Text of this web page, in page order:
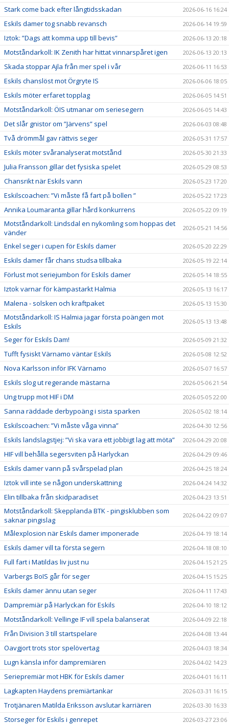
Stark come back efter långtidsskadan 2026-06-16 16:24
Eskils damer tog snabb revansch 2026-06-14 19:59
Iztok: ”Dags att komma upp till bevis” 2026-06-13 20:18
Motståndarkoll: IK Zenith har hittat vinnarspåret igen 2026-06-13 20:13
Skada stoppar Ajla från mer spel i vår 2026-06-11 16:53
Eskils chanslöst mot Örgryte IS 2026-06-06 18:05
Eskils möter erfaret topplag 2026-06-05 14:51
Motståndarkoll: ÖIS utmanar om seriesegern 2026-06-05 14:43
Det slår gnistor om ”Järvens” spel 2026-06-03 08:48
Två drömmål gav rättvis seger 2026-05-31 17:57
Eskils möter svåranalyserat motstånd 2026-05-30 21:33
Julia Fransson gillar det fysiska spelet 2026-05-29 08:53
Chansrikt när Eskils vann 2026-05-23 17:20
Eskilscoachen: ”Vi måste få fart på bollen ” 2026-05-22 17:23
Annika Loumaranta gillar hård konkurrens 2026-05-22 09:19
Motståndarkoll: Lindsdal en nykomling som hoppas det
vänder
2026-05-21 14:56
Enkel seger i cupen för Eskils damer 2026-05-20 22:29
Eskils damer får chans studsa tillbaka 2026-05-19 22:14
Förlust mot seriejumbon för Eskils damer 2026-05-14 18:55
Iztok varnar för kämpastarkt Halmia 2026-05-13 16:17
Malena - solsken och kraftpaket 2026-05-13 15:30
Motståndarkoll: IS Halmia jagar första poängen mot
Eskils
2026-05-13 13:48
Seger för Eskils Dam! 2026-05-09 21:32
Tufft fysiskt Värnamo väntar Eskils 2026-05-08 12:52
Nova Karlsson inför IFK Värnamo 2026-05-07 16:57
Eskils slog ut regerande mästarna 2026-05-06 21:54
Ung trupp mot HIF i DM 2026-05-05 22:00
Sanna räddade derbypoäng i sista sparken 2026-05-02 18:14
Eskilscoachen: ”Vi måste våga vinna” 2026-04-30 12:56
Eskils landslagstjej: ”Vi ska vara ett jobbigt lag att möta” 2026-04-29 20:08
HIF vill behålla segersviten på Harlyckan 2026-04-29 09:46
Eskils damer vann på svårspelad plan 2026-04-25 18:24
Iztok vill inte se någon underskattning 2026-04-24 14:32
Elin tillbaka från skidparadiset 2026-04-23 13:51
Motståndarkoll: Skepplanda BTK - pingisklubben som
saknar pingislag
2026-04-22 09:07
Målexplosion när Eskils damer imponerade 2026-04-19 18:14
Eskils damer vill ta första segern 2026-04-18 08:10
Full fart i Matildas liv just nu 2026-04-15 21:25
Varbergs BoIS går för seger 2026-04-15 15:25
Eskils damer ännu utan seger 2026-04-11 17:43
Dampremiär på Harlyckan för Eskils 2026-04-10 18:12
Motståndarkoll: Vellinge IF vill spela balanserat 2026-04-09 22:18
Från Division 3 till startspelare 2026-04-08 13:44
Oavgjort trots stor spelövertag 2026-04-03 18:34
Lugn känsla inför dampremiären 2026-04-02 14:23
Seriepremiär mot HBK för Eskils damer 2026-04-01 16:11
Lagkapten Haydens premiärtankar 2026-03-31 16:15
Trotjänaren Matilda Eriksson avslutar karriären 2026-03-30 16:33
Storseger för Eskils i genrepet 2026-03-27 23:06